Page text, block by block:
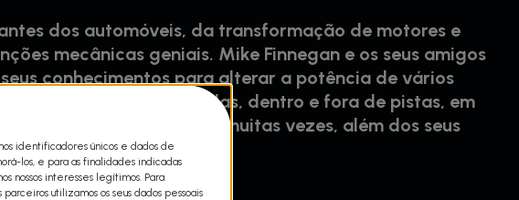
dos automóveis, da transformação de motores e
mecânicas geniais. Mike Finnegan e os seus amigos
conhecimentos para alterar a potência de vários
os depois em corridas, dentro e fora de pistas, em
e pilotos são testados, muitas vezes, além dos seus
identificadores únicos e dados de
los, e para as finalidades indicadas
nossos interesses legítimos. Para
utilizamos os seus dados pessoais